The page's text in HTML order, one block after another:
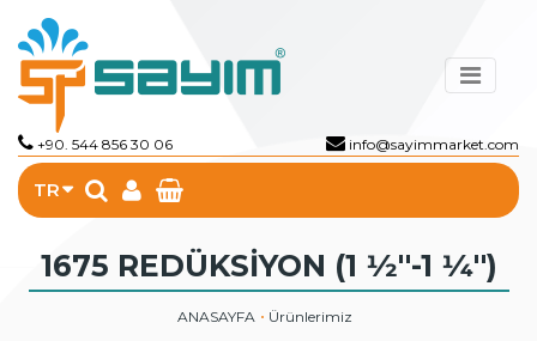
+90. 544 856 30 06 info@sayimmarket.com
TR
TR
EN
1675 REDÜKSİYON (1 1⁄2''-1 1⁄4'')
ANASAYFA Ürünlerimiz